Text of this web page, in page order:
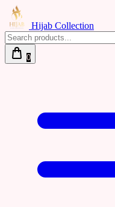
Hijab Collection
0